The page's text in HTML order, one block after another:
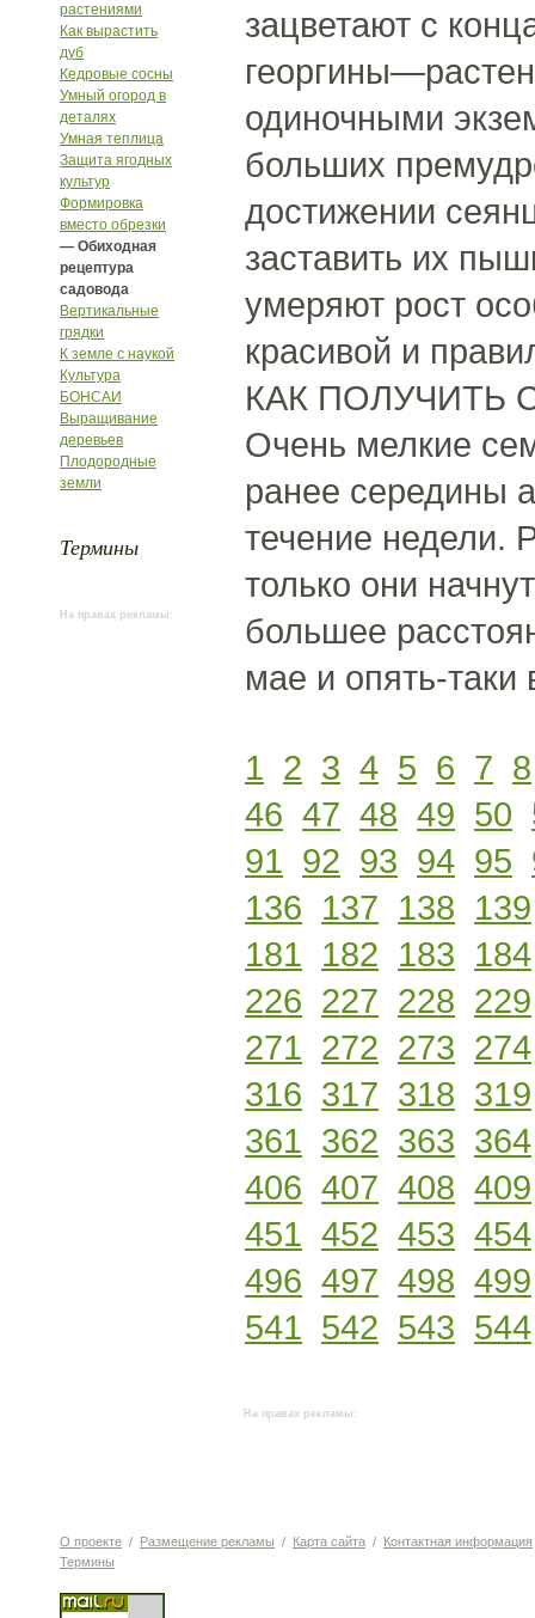
растениями
Как вырастить
дуб
Кедровые сосны
Умный огород в
деталях
Умная теплица
Защита ягодных
культур
Формировка
вместо обрезки
— Обиходная
рецептура
садовода
Вертикальные
грядки
К земле с наукой
Культура
БОНСАИ
Выращивание
деревьев
Плодородные
земли
Термины
На правах рекламы:
зацветают с
одиночными
больших
достижении
заставить их
умеряют рост
красивой и
КАК ПОЛУЧИТЬ
Очень мелкие
ранее середины
течение недели.
только они
большее
мае и опять-
1 2 3 4 5 6 7 8
46 47 48 49 50
91 92 93 94 95
136 137 138 139
181 182 183 184
226 227 228 229
271 272 273 274
316 317 318 319
361 362 363 364
406 407 408 409
451 452 453 454
496 497 498 499
541 542 543 544
На правах рекламы:
О проекте / Размещение рекламы / Карта сайта / Контактная информация
Термины